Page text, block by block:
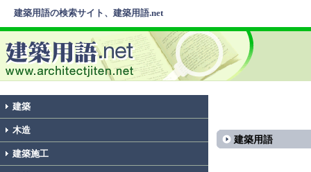
建築用語の検索サイト、建築用語.net
建築
木造
建築施工
建築用語